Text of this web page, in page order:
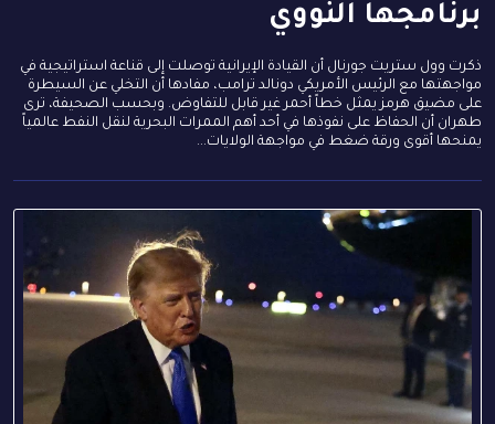
برنامجها النووي
ذكرت وول ستريت جورنال أن القيادة الإيرانية توصلت إلى قناعة استراتيجية في
مواجهتها مع الرئيس الأمريكي دونالد ترامب، مفادها أن التخلي عن السيطرة
على مضيق هرمز يمثل خطاً أحمر غير قابل للتفاوض. وبحسب الصحيفة، ترى
طهران أن الحفاظ على نفوذها في أحد أهم الممرات البحرية لنقل النفط عالمياً
يمنحها أقوى ورقة ضغط في مواجهة الولايات...